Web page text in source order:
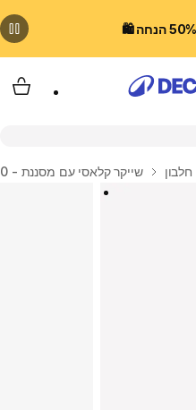
שייקר קלאסי עם מסננת - 700 מ"ל